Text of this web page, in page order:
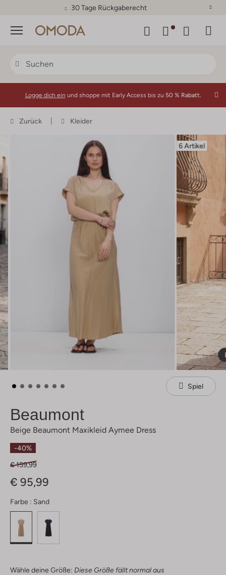
30 Tage Rückgaberecht
Menü
Logge dich ein und shoppe mit Early Access bis zu 50 % Rabatt.
Zurück Kleider
6 Artikel
Spiel
Beaumont
Beige Beaumont Maxikleid Aymee Dress
-40%
€ 159,99
€ 95,99
Farbe : Sand
Wähle deine Größe: Diese Größe fällt normal aus